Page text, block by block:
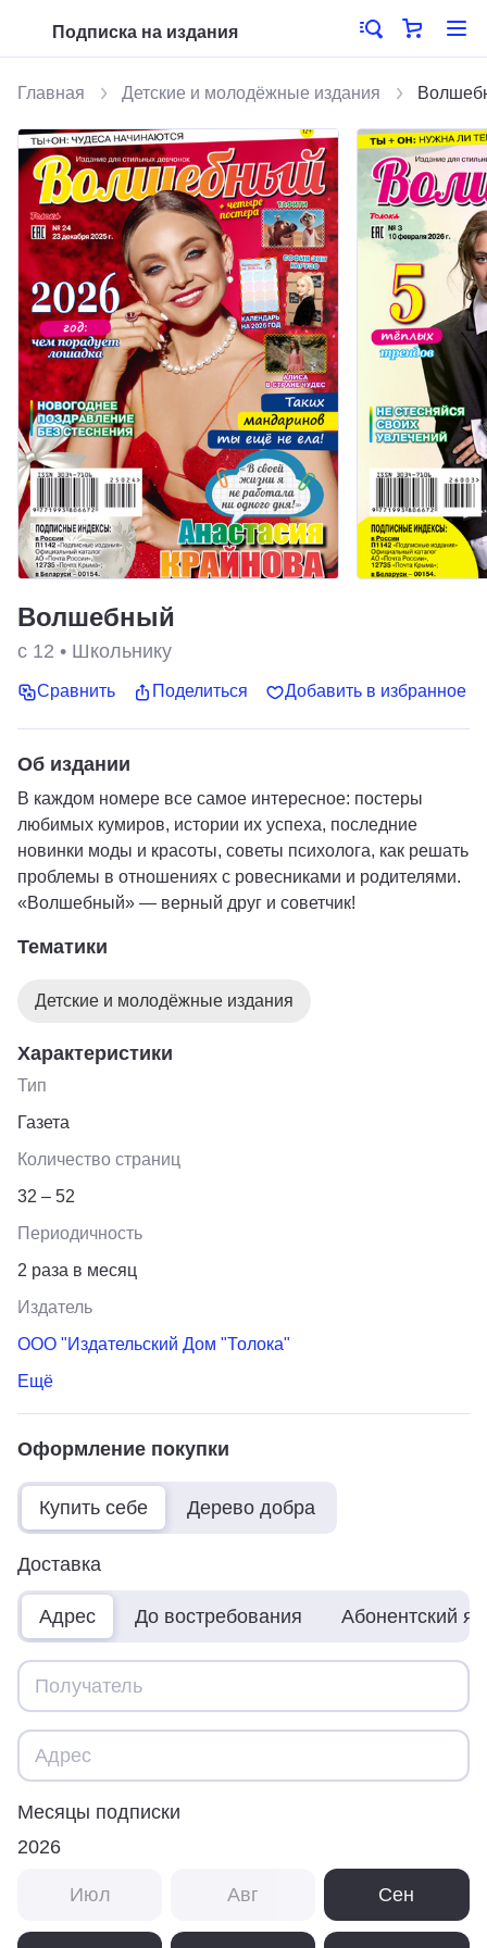
Подписка на издания
Главная Детские и молодёжные издания
Волшебный
с 12 • Школьнику
Сравнить Поделиться Добавить в избранное
Об издании
В каждом номере все самое интересное: постеры
любимых кумиров, истории их успеха, последние
новинки моды и красоты, советы психолога, как решать
проблемы в отношениях с ровесниками и родителями.
«Волшебный» — верный друг и советчик!
Тематики
Детские и молодёжные издания
Характеристики
Тип
Газета
Количество страниц
32 – 52
Периодичность
2 раза в месяц
Издатель
ООО "Издательский Дом "Толока"
Ещё
Оформление покупки
Купить себе Дерево добра
Доставка
Адрес До востребования Абонентский
Месяцы подписки
2026
Июл Авг Сен